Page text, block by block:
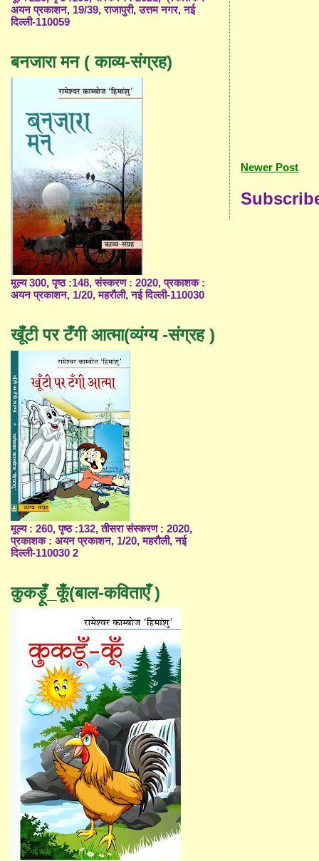
Newer Post
अयन प्रकाशन, 19/39, राजापुरी, उत्तम नगर, नई
दिल्ली-110059
बनजारा मन ( काव्य-संग्रह)
मूल्य 300, पृष्ठ :148, संस्करण : 2020, प्रकाशक :
अयन प्रकाशन, 1/20, महरौली, नई दिल्ली-110030
खूँटी पर टँगी आत्मा(व्यंग्य -संग्रह )
मूल्य : 260, पृष्ठ :132, तीसरा संस्करण : 2020,
प्रकाशक : अयन प्रकाशन, 1/20, महरौली, नई
दिल्ली-110030 2
कुकड़ूँ_कूँ(बाल-कविताएँ )